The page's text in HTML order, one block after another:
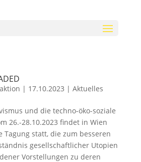
| 17.10.2023 | Aktuelles
und die techno-öko-soziale
26.-28.10.2023 findet in Wien
statt, die zum besseren
gesellschaftlicher Utopien
Vorstellungen zu deren